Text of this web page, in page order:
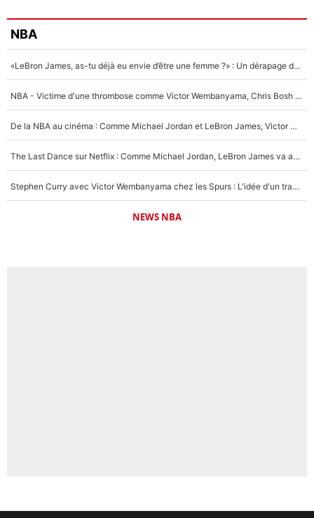
NBA
«LeBron James, as-tu déjà eu envie d’être une femme ?» : Un dérapage de Donald Trump sur la superstar de la NBA refait surface
NBA - Victime d'une thrombose comme Victor Wembanyama, Chris Bosh prévient le Français des risques sur sa santé : «J’ai failli mourir sur le coup et j’ai été ramené à la vie»
De la NBA au cinéma : Comme Michael Jordan et LeBron James, Victor Wembanyama rêve d'une carrière d'acteur !
The Last Dance sur Netflix : Comme Michael Jordan, LeBron James va avoir le droit à sa série !
Stephen Curry avec Victor Wembanyama chez les Spurs : L'idée d'un trade historique est lancée en NBA !
NEWS NBA